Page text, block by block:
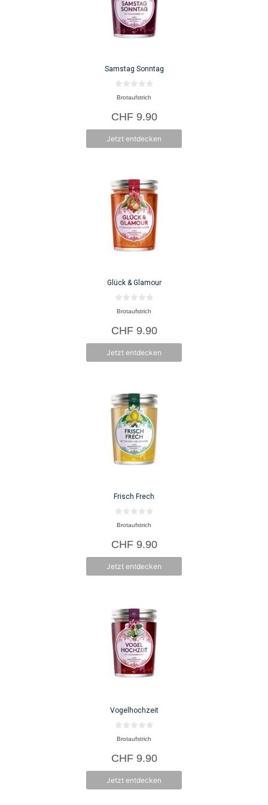
Samstag Sonntag
0
v
n
5
Brotaufstrich
CHF9.90
Jetzt entdecken
Glück & Glamour
0
v
n
5
Brotaufstrich
CHF9.90
Jetzt entdecken
Frisch Frech
0
v
n
5
Brotaufstrich
CHF9.90
Jetzt entdecken
Vogelhochzeit
0
v
n
5
Brotaufstrich
CHF9.90
Jetzt entdecken